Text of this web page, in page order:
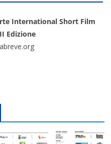
International Short Film
Edizione